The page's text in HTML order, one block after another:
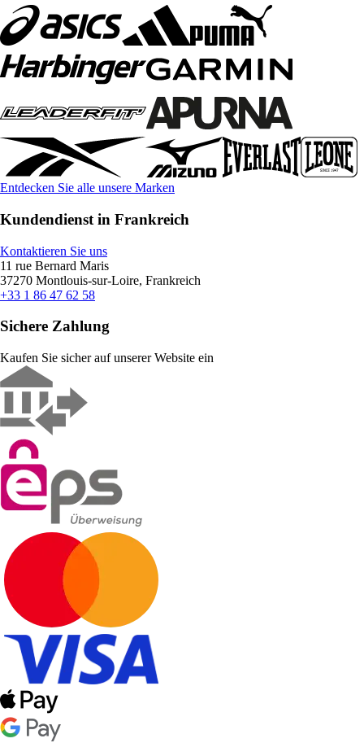
Entdecken Sie alle unsere Marken
Kundendienst in Frankreich
Kontaktieren Sie uns
11 rue Bernard Maris
37270 Montlouis-sur-Loire, Frankreich
+33 1 86 47 62 58
Sichere Zahlung
Kaufen Sie sicher auf unserer Website ein